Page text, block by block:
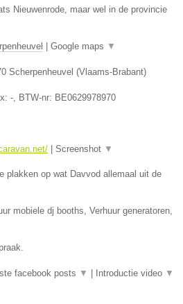
Nieuwenrode, maar wel in de provincie
| Google maps ▼
Scherpenheuvel (Vlaams-Brabant)
- , BTW-nr: BE0629978970
| Screenshot ▼
plakken op wat Davvod allemaal uit de
mobiele dj booths, Verhuur generatoren,
facebook posts ▼ | Introductie video ▼